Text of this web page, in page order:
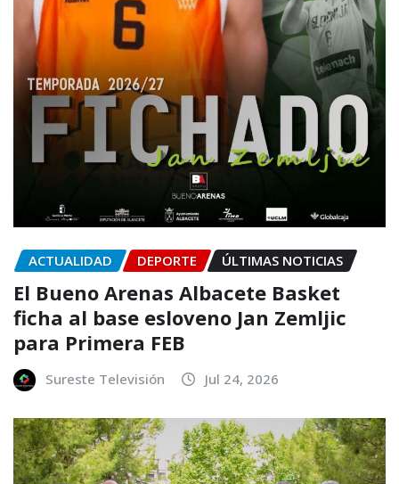
ACTUALIDAD DEPORTE ÚLTIMAS NOTICIAS
El Bueno Arenas Albacete Basket
ficha al base esloveno Jan Zemljic
para Primera FEB
Sureste Televisión Jul 24, 2026